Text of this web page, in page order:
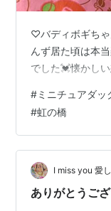
♡バディボギち
んず居た頃は本
でした💓懐かし
#ミニチュアダッ
#虹の橋
I miss you 愛
ありがとうご